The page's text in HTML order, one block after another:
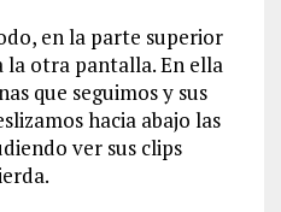
en la parte superior
la otra pantalla. En ella
que seguimos y sus
hacia abajo las
ver sus clips